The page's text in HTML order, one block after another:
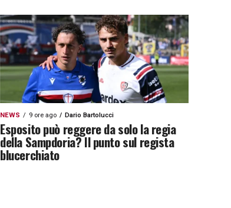
NEWS 9 ore ago Dario Bartolucci
Esposito può reggere da solo la regia
della Sampdoria? Il punto sul regista
blucerchiato